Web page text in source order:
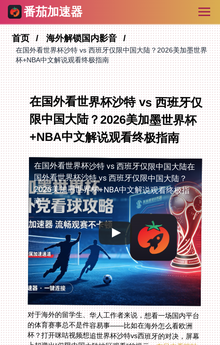
番茄加速器
首页 海外解锁国内影音
在国外看世界杯沙特 vs 西班牙仅限中国大陆？2026美加墨世界
杯+NBA中文解说观看终极指南
在国外看世界杯沙特 vs 西班牙仅
限中国大陆？2026美加墨世界杯
+NBA中文解说观看终极指南
在国外看世界杯沙特 vs 西班牙仅限中国大陆在
国外看世界杯沙特 vs 西班牙仅限中国大陆？
2026美加墨世界杯+NBA中文解说观看终极指
南
对于海外的留学生、华人工作者来说，想看一场国内平台
的体育赛事总不是件容易事——比如在海外怎么看欧洲
杯？打开咪咕视频想追世界杯沙特vs西班牙的对决，屏幕